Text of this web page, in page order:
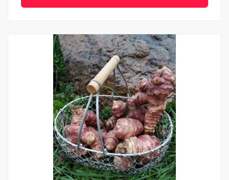
+ de détails